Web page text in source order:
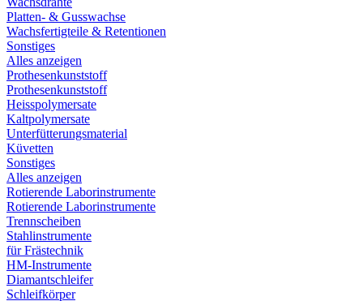
Platten- & Gusswachse
Wachsfertigteile & Retentionen
Sonstiges
Alles anzeigen
Prothesenkunststoff
Prothesenkunststoff
Heisspolymersate
Kaltpolymersate
Unterfütterungsmaterial
Küvetten
Sonstiges
Alles anzeigen
Rotierende Laborinstrumente
Rotierende Laborinstrumente
Trennscheiben
Stahlinstrumente
für Frästechnik
HM-Instrumente
Diamantschleifer
Schleifkörper